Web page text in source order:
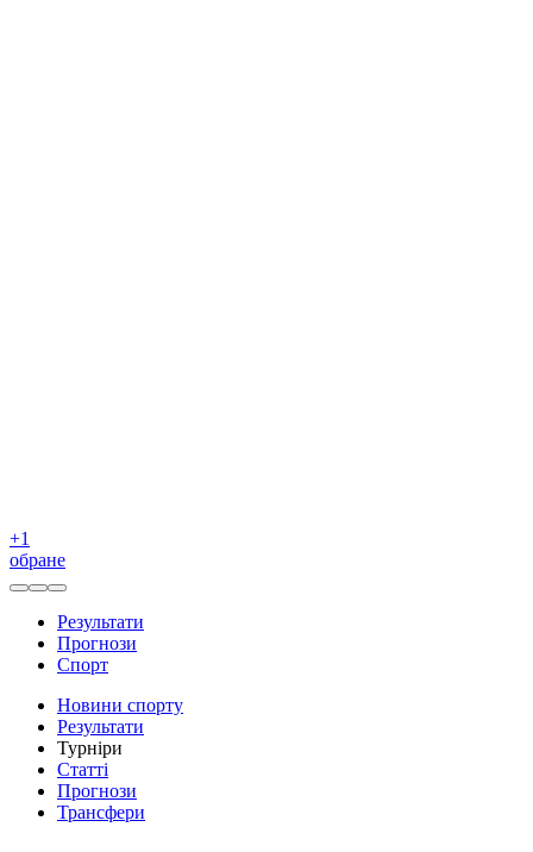
+1
обране
Результати
Прогнози
Спорт
Новини спорту
Результати
Турніри
Статті
Прогнози
Трансфери